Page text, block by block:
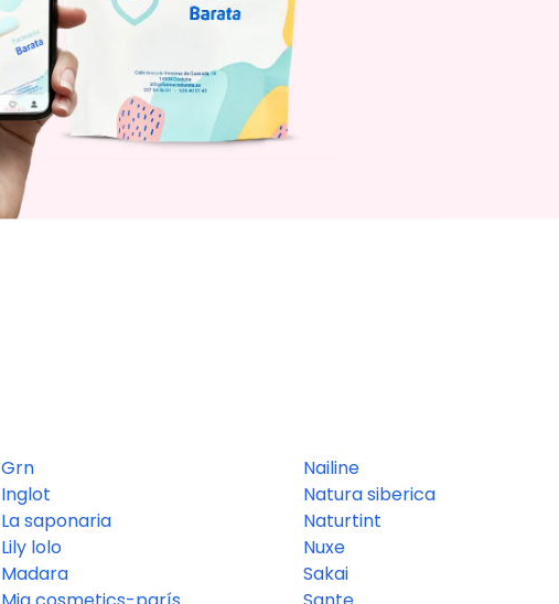
Grn
Inglot
La saponaria
Lily lolo
Madara
Nailine
Natura siberica
Naturtint
Nuxe
Sakai